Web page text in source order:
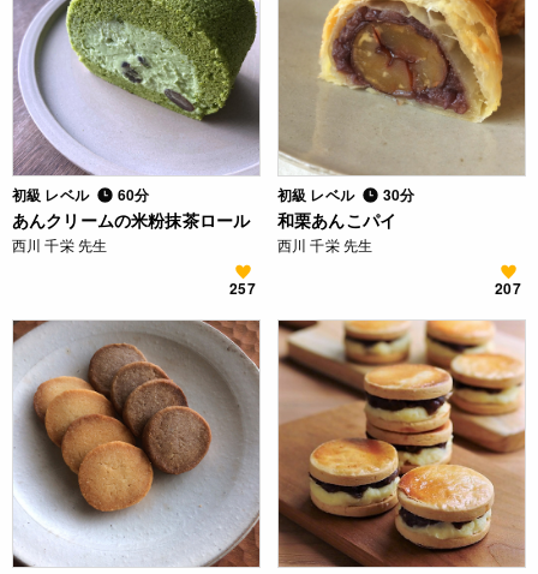
初級 レベル 60分
あんクリームの米粉抹茶ロール
西川 千栄 先生
257
初級 レベル 30分
和栗あんこパイ
西川 千栄 先生
207